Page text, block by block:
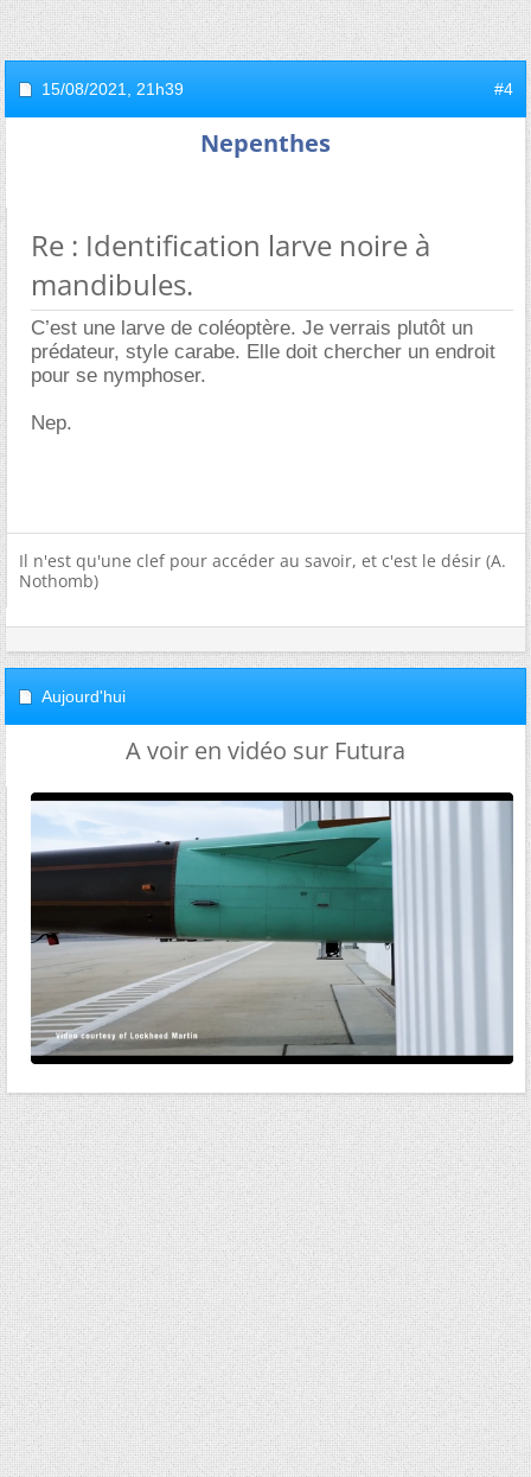
15/08/2021, 21h39 #4
Nepenthes
Re : Identification larve noire à
mandibules.
C’est une larve de coléoptère. Je verrais plutôt un
prédateur, style carabe. Elle doit chercher un endroit
pour se nymphoser.
Nep.
Il n'est qu'une clef pour accéder au savoir, et c'est le désir (A.
Nothomb)
Aujourd'hui
A voir en vidéo sur Futura